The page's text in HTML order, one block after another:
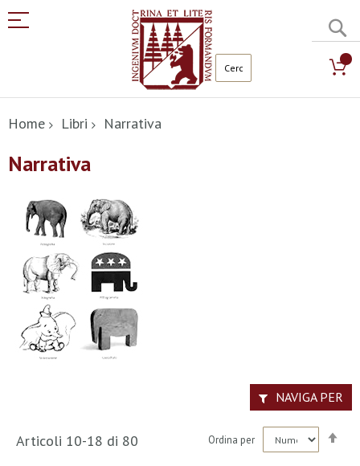
al
contenuto
Home Libri Narrativa
Narrativa
Articoli 10-18 di 80 Ordina per
NAVIGA PER